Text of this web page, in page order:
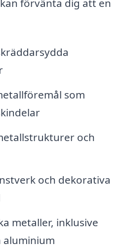
som
och
och dekorativa
metaller, inklusive